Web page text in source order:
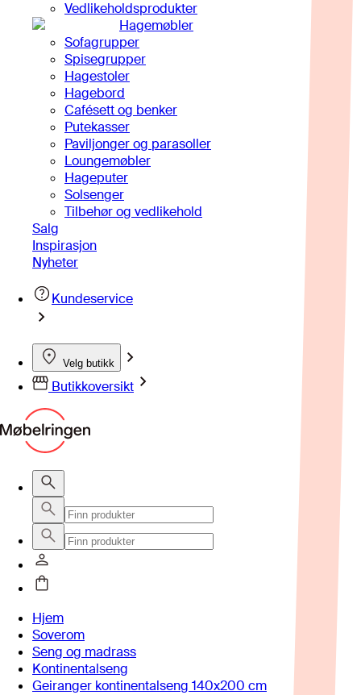
Vedlikeholdsprodukter
Hagemøbler
Sofagrupper
Spisegrupper
Hagestoler
Hagebord
Cafésett og benker
Putekasser
Paviljonger og parasoller
Loungemøbler
Hageputer
Solsenger
Tilbehør og vedlikehold
Salg
Inspirasjon
Nyheter
Kundeservice
Velg butikk
Butikkoversikt
Hjem
Soverom
Seng og madrass
Kontinentalseng
Geiranger kontinentalseng 140x200 cm